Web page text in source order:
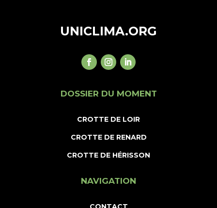
UNICLIMA.ORG
DOSSIER DU MOMENT
CROTTE DE LOIR
CROTTE DE RENARD
CROTTE DE HÉRISSON
NAVIGATION